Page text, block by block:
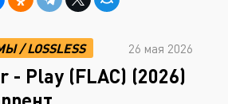
Или войти через
/LOSSLESS 26 мая 2026
- Play (FLAC) (2026)